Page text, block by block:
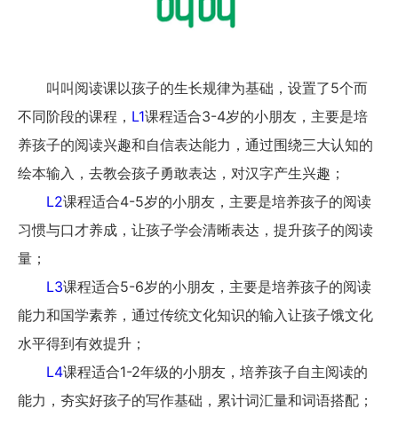
叫叫阅读课以孩子的生长规律为基础，设置了5个而
不同阶段的课程， L1课程适合3-4岁的小朋友，主要是培
养孩子的阅读兴趣和自信表达能力，通过围绕三大认知的
绘本输入，去教会孩子勇敢表达，对汉字产生兴趣；
L2课程适合4-5岁的小朋友，主要是培养孩子的阅读
习惯与口才养成，让孩子学会清晰表达，提升孩子的阅读
量；
L3课程适合5-6岁的小朋友，主要是培养孩子的阅读
能力和国学素养，通过传统文化知识的输入让孩子饿文化
水平得到有效提升；
L4课程适合1-2年级的小朋友，培养孩子自主阅读的
能力，夯实好孩子的写作基础，累计词汇量和词语搭配；